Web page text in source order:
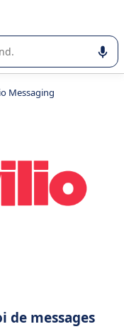
ou la sélection de
Messaging
de messages